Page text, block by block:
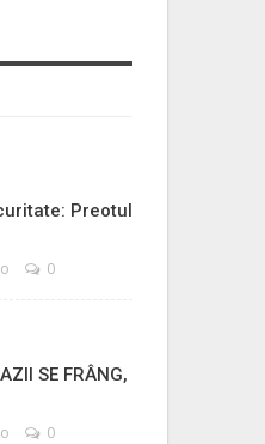
Preotul
0
SE FRÂNG,
0